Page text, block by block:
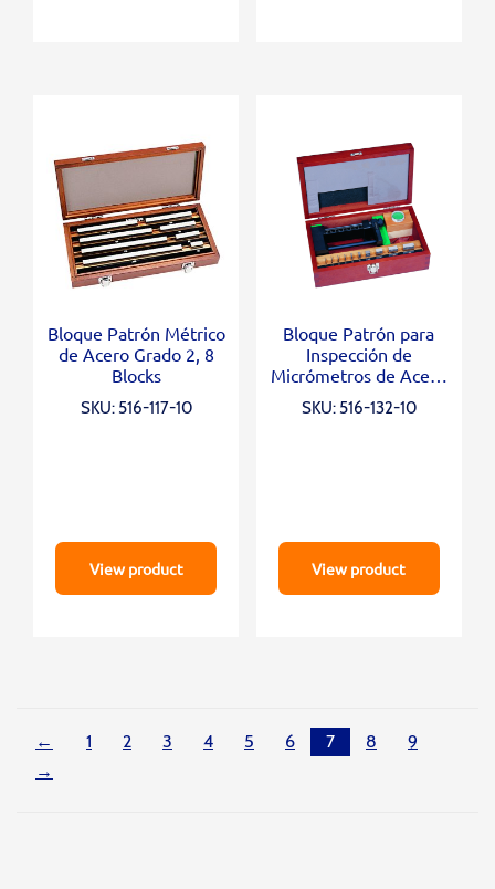
Bloque Patrón Métrico
de Acero Grado 2, 8
Blocks
SKU: 516-117-10
View product
Bloque Patrón para
Inspección de
Micrómetros de Acero
Grado 0, 10 Blocks,
Opt. Parallel 12mm,
SKU: 516-132-10
View product
← 1 2 3 4 5 6 7 8
9
→